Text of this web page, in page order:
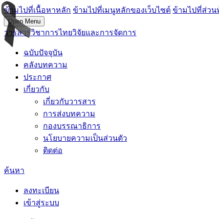
ข้ามไปที่เนื้อหาหลัก ข้ามไปที่เมนูหลักของเว็บไซต์ ข้ามไปที่ส่วน
Open Menu
วารสารวิชาการไทยวิจัยและการจัดการ
ฉบับปัจจุบัน
คลังบทความ
ประกาศ
เกี่ยวกับ
เกี่ยวกับวารสาร
การส่งบทความ
กองบรรณาธิการ
นโยบายความเป็นส่วนตัว
ติดต่อ
ค้นหา
ลงทะเบียน
เข้าสู่ระบบ